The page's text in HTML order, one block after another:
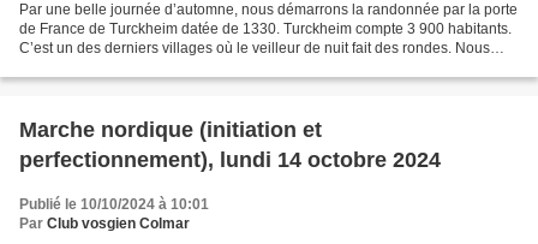
Par une belle journée d’automne, nous démarrons la randonnée par la porte
de France de Turckheim datée de 1330. Turckheim compte 3 900 habitants.
C’est un des derniers villages où le veilleur de nuit fait des rondes. Nous
Marche nordique (initiation et
perfectionnement), lundi 14 octobre 2024
Publié le 10/10/2024 à 10:01
Par Club vosgien Colmar